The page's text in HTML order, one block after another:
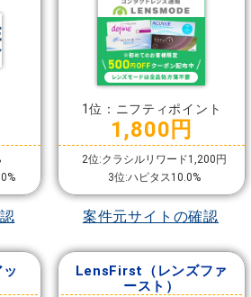
1位：ニフティポイント
1,800円
2位:クラシルリワード1,200円
3位:ハピタス10.0%
案件元サイトの確認
LensFirst（レンズファ
ースト）